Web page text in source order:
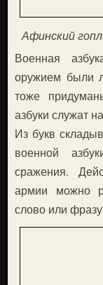
Афинский
Военная
оружием были
тоже
азбуки служат
Из букв
военной
сражения.
армии можно
слово или